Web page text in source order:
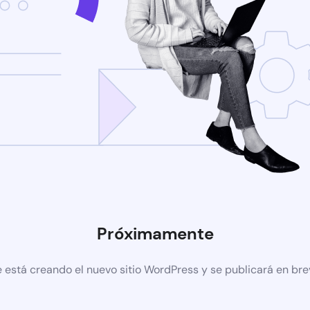
Próximamente
está creando el nuevo sitio WordPress y se publicará en